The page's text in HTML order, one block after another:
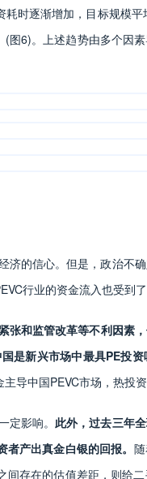
时逐渐增加，目标规模
6)。上述趋势由多个因
的信心。但是，政治不
行业的资金流入也受到了
和监管改革等不利因素
是新兴市场中最具PE投资
导中国PEVC市场，热投
影响。 此外，过去三年
产出真金白银的回报。
存在的估值差距，则给二